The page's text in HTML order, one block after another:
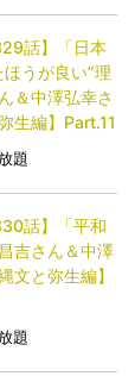
話】「日本
うが良い”理
＆中澤弘幸さ
生編】Part.11
題
話】「平和
吉さん＆中澤
文と弥生編】
題